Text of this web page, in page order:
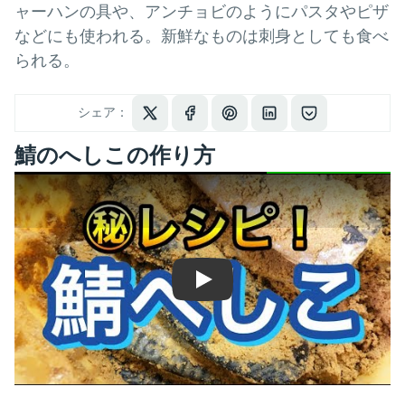
ャーハンの具や、アンチョビのようにパスタやピザ
などにも使われる。新鮮なものは刺身としても食べ
られる。
シェア：
鯖のへしこの作り方
Play